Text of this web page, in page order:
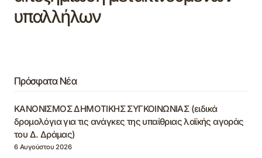
υπαλλήλων
Πρόσφατα Νέα
ΚΑΝΟΝΙΣΜΟΣ ΔΗΜΟΤΙΚΗΣ ΣΥΓΚΟΙΝΩΝΙΑΣ (ειδικά
δρομολόγια για τις ανάγκες της υπαίθριας λαϊκής αγοράς
του Δ. Δράμας)
6 Αυγούστου 2026